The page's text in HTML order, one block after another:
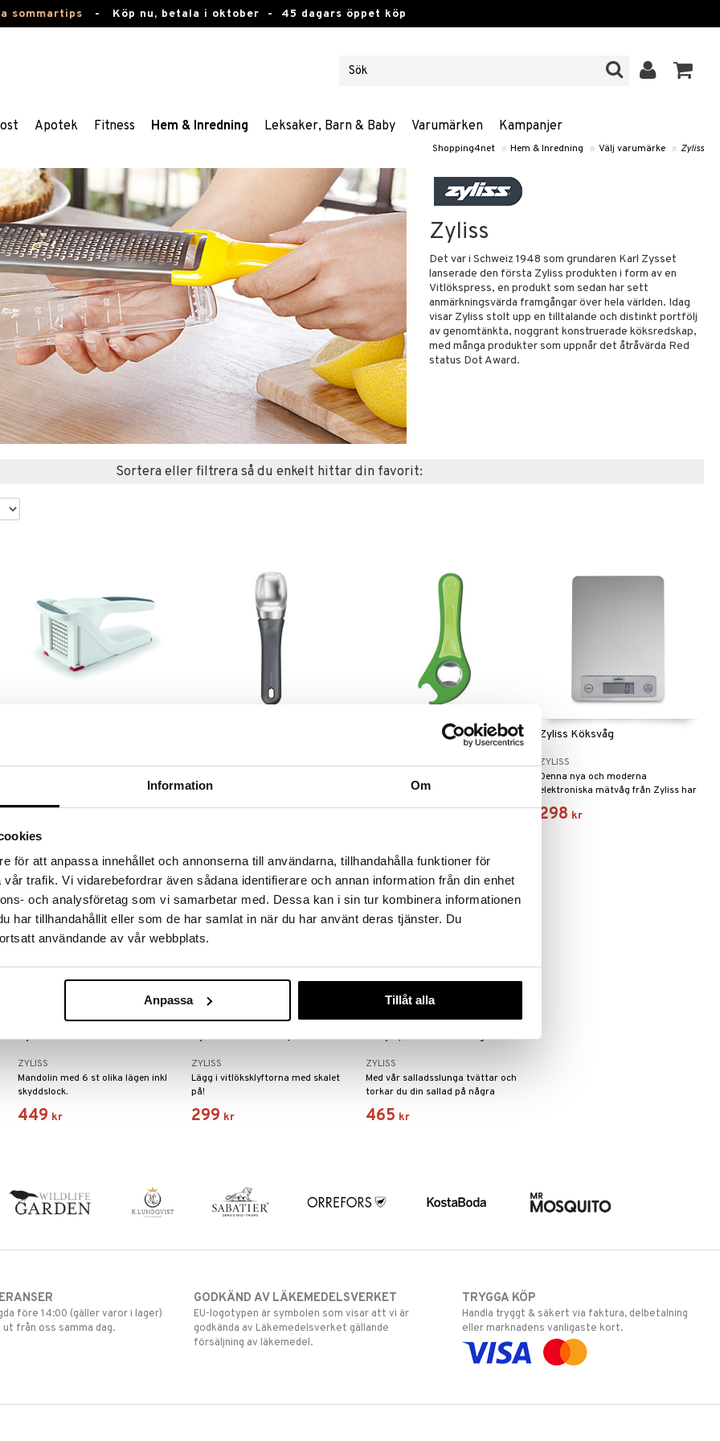
Information Om
för att anpassa innehållet och annonserna till användarna, tillhandahålla funktioner för
trafik. Vi vidarebefordrar även sådana identifierare och annan information från din enhet
och analysföretag som vi samarbetar med. Dessa kan i sin tur kombinera informationen
har tillhandahållit eller som de har samlat in när du har använt deras tjänster. Du
användande av vår webbplats.
Anpassa Tillåt alla
sommartips - Köp nu, betala i oktober - 45 dagars öppet köp
Apotek Fitness Hem & Inredning Leksaker, Barn & Baby Varumärken Kampanjer
Shopping4net » Hem & Inredning » Välj varumärke » Zyliss
Zyliss
Det var i Schweiz 1948 som grundaren Karl Zysset
lanserade den första Zyliss produkten i form av en
Vitlökspress, en produkt som sedan har sett
anmärkningsvärda framgångar över hela världen. Idag
visar Zyliss stolt upp en tilltalande och distinkt portfölj
av genomtänkta, noggrant konstruerade köksredskap,
med många produkter som uppnår det åtråvärda Red
status Dot Award.
Sortera eller filtrera så du enkelt hittar din favorit:
ZYLISS
599
ZYLISS
av glass med minimal
ansträngning!
239
Multiöppnare 5 way
ZYLISS
korkar på flaskor och burkar!
178
Zyliss Köksvåg
ZYLISS
Denna nya och moderna
elektroniska mätvåg från Zyliss har
utformats med en smal profil, så
att den kan förvaras med minimal
298 kr
Zyliss Mini hand mandolin
ZYLISS
Mandolin med 6 st olika lägen inkl
skyddslock.
449 kr
Zyliss Susi 3 Vitlökspress
ZYLISS
Lägg i vitlöksklyftorna med skalet
på!
299 kr
Easy Spin S Salladsslunga
ZYLISS
Med vår salladsslunga tvättar och
torkar du din sallad på några
sekunder.
465 kr
före 14:00 (gäller varor i lager)
från oss samma dag.
GODKÄND AV LÄKEMEDELSVERKET
EU-logotypen är symbolen som visar att vi är
godkända av Läkemedelsverket gällande
försäljning av läkemedel.
TRYGGA KÖP
Handla tryggt & säkert via faktura, delbetalning
eller marknadens vanligaste kort.